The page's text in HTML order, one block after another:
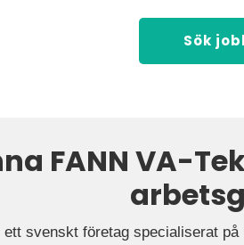
Sök
FANN VA-
ett svenskt företag specialiserat